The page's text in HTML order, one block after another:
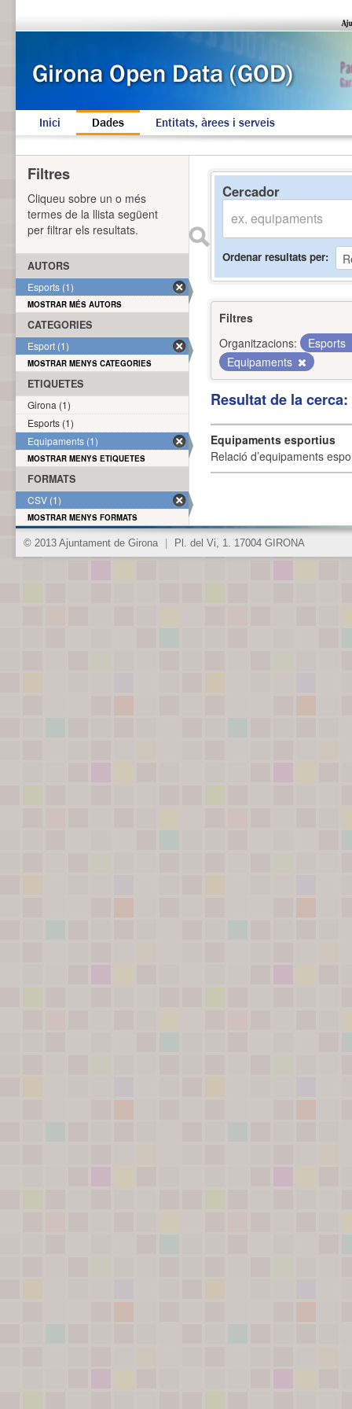
Inici Dades Entitats, àrees i serveis
Cercador
Ordenar resultats per
Filtres
Organitzacions:
Esports
Equipaments
Resultat de la
Equipaments esportius
Relació d’equipaments
Filtres
Cliqueu sobre un o més
termes de la llista següent
per filtrar els resultats.
AUTORS
Esports (1)
MOSTRAR MÉS AUTORS
CATEGORIES
Esport (1)
MOSTRAR MENYS CATEGORIES
ETIQUETES
Girona (1)
Esports (1)
Equipaments (1)
MOSTRAR MENYS ETIQUETES
FORMATS
CSV (1)
MOSTRAR MENYS FORMATS
© 2013 Ajuntament de Girona Pl. del Vi, 1. 17004 GIRONA